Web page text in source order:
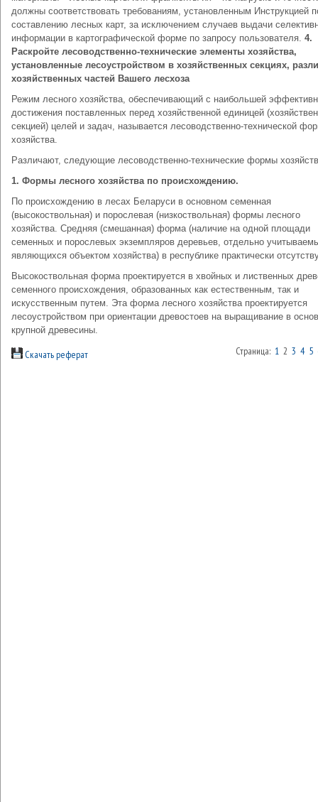
должны соответствовать требованиям, установленным Инструкцией
составлению лесных карт, за исключением случаев выдачи
информации в картографической форме по запросу пользователя. 4.
Раскройте лесоводственно-технические элементы хозяйства,
установленные лесоустройством в хозяйственных секциях,
хозяйственных частей Вашего лесхоза
Режим лесного хозяйства, обеспечивающий с наибольшей
достижения поставленных перед хозяйственной единицей
секцией) целей и задач, называется лесоводственно-технической
хозяйства.
Различают, следующие лесоводственно-технические формы
1. Формы лесного хозяйства по происхождению.
По происхождению в лесах Беларуси в основном семенная
(высокоствольная) и порослевая (низкоствольная) формы лесного
хозяйства. Средняя (смешанная) форма (наличие на одной площади
семенных и порослевых экземпляров деревьев, отдельно
являющихся объектом хозяйства) в республике практически
Высокоствольная форма проектируется в хвойных и лиственных
семенного происхождения, образованных как естественным, так и
искусственным путем. Эта форма лесного хозяйства проектируется
лесоустройством при ориентации древостоев на выращивание в
крупной древесины.
Скачать реферат Страница: 1 2 3 4 5